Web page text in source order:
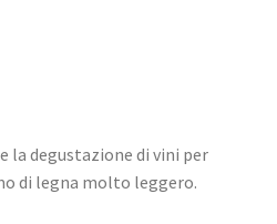
degustazione di vini per
di legna molto leggero.